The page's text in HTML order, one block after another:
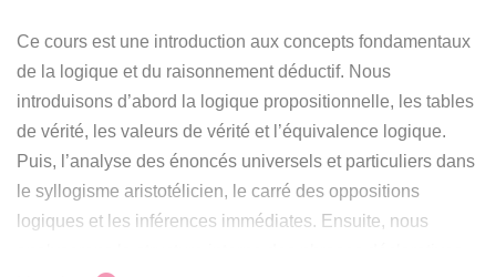
Ce cours est une introduction aux concepts fondamentaux
de la logique et du raisonnement déductif. Nous
introduisons d’abord la logique propositionnelle, les tables
de vérité, les valeurs de vérité et l’équivalence logique.
Puis, l’analyse des énoncés universels et particuliers dans
le syllogisme aristotélicien, le carré des oppositions
logiques et les inférences immédiates. Ensuite, nous